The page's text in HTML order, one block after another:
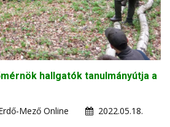
hallgatók tanulmányútja a
Mező Online
2022.05.18.